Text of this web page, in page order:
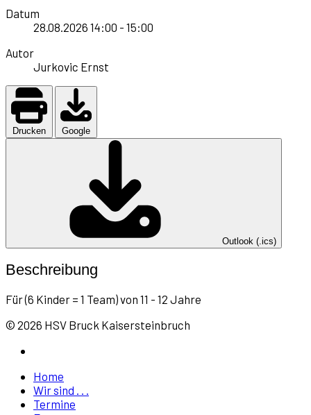
Datum
28.08.2026 14:00 - 15:00
Autor
Jurkovic Ernst
Drucken Google
Outlook (.ics)
Beschreibung
Für (6 Kinder = 1 Team) von 11 - 12 Jahre
© 2026 HSV Bruck Kaisersteinbruch
Home
Wir sind . . .
Termine